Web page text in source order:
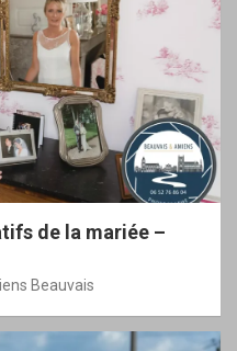
de la mariée –
Beauvais